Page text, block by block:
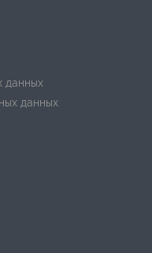
данных
данных